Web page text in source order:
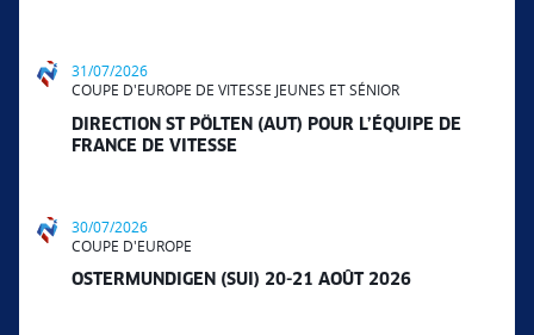
31/07/2026
COUPE D'EUROPE DE VITESSE JEUNES ET SÉNIOR
DIRECTION ST PÖLTEN (AUT) POUR L’ÉQUIPE DE
FRANCE DE VITESSE
30/07/2026
COUPE D'EUROPE
OSTERMUNDIGEN (SUI) 20-21 AOÛT 2026